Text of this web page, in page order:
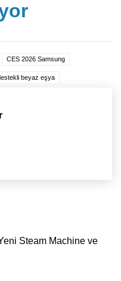
CES 2026 Samsung
beyaz eşya
Steam Machine ve